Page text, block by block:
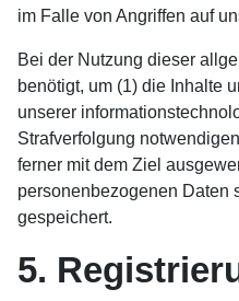
im Falle von Angriffen auf
Bei der Nutzung dieser
benötigt, um (1) die Inhalte
unserer
Strafverfolgung
ferner mit dem Ziel
personenbezogenen Daten
gespeichert.
5.